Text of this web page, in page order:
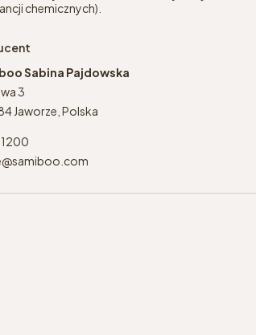
chemicznych).
Sabina Pajdowska
3
Jaworze, Polska